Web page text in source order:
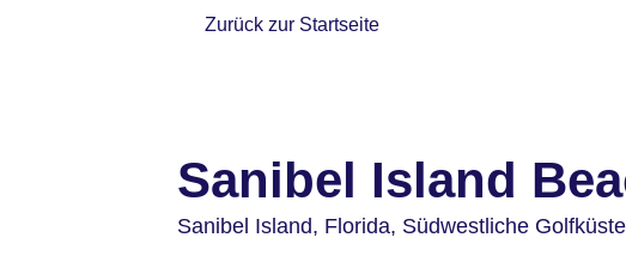
Zurück zur Startseite
Sanibel Island
Sanibel Island, Florida, Südwestliche